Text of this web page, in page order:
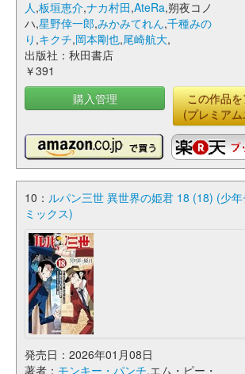
人,板垣恵介,ナカ村田,AteRa,朔夜コノ
ハ,星野倖一郎,みかみてれん,千種みの
り ,キクチ,岡本剛也,尾崎航大,
出版社：秋田書店
￥391
購入管理
この作品
(プレミア
10： ルパン三世 異世界の姫君 18 (18) (少
ミックス)
発売日：2026年01月08日
著者： モンキー・パンチ,エム・ピー・